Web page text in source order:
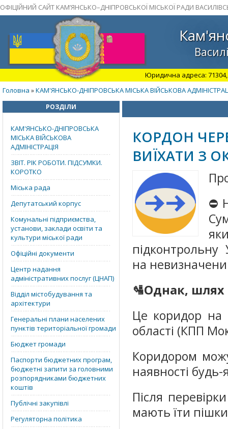
ОФІЦІЙНИЙ САЙТ КАМ’ЯНСЬКО–ДНІПРОВСЬКОЇ МІСЬКОЇ РАДИ
Юридична адреса: 71304,
Головна »КАМ'ЯНСЬКО-ДНІПРОВСЬКА МІСЬКА ВІЙСЬКОВА
РОЗДІЛИ
КАМ'ЯНСЬКО-ДНІПРОВСЬКА
МІСЬКА ВІЙСЬКОВА
АДМІНІСТРАЦІЯ
ЗВІТ. РІК РОБОТИ. ПІДСУМКИ.
КОРОТКО
Міська рада
Депутатський корпус
Комунальні підприємства,
установи, заклади освіти та
культури міської ради
Офіційні документи
Центр надання
адміністративних послуг (ЦНАП)
Відділ містобудування та
архітектури
Генеральні плани населених
пунктів територіальної громади
Бюджет громади
Паспорти бюджетних програм,
бюджетні запити за головними
розпорядниками бюджетних
коштів
Публічні закупівлі
Регуляторна політика
КОРДОН
ВИЇХАТИ З
на
🛂Однак, шлях
Це коридор на
області (КПП
Коридором
наявності
Після
мають їти